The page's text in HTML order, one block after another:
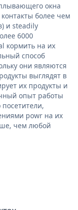
окна
более чем
и steadily
6000
кормить на их
способ
они являются
выглядят в
их продукты и
опыт работы
powr на их
чем любой